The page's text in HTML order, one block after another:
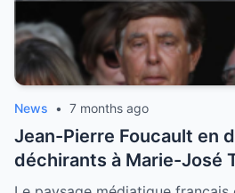
News • 7 months ago
Jean-Pierre Foucault en
déchirants à Marie-José
femme qu’il ait jamais